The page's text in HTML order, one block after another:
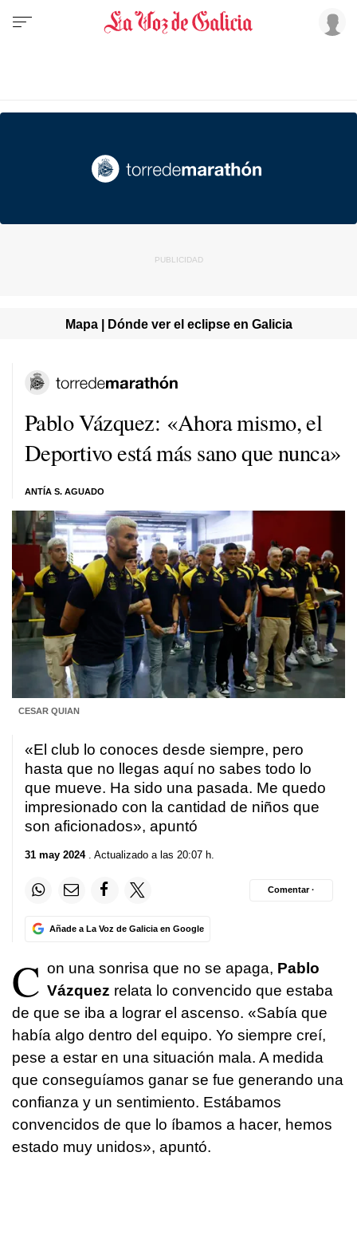
Mapa | Dónde ver el eclipse en Galicia
Pablo Vázquez: «Ahora mismo, el
Deportivo está más sano que nunca»
ANTÍA S. AGUADO
CESAR QUIAN
«El club lo conoces desde siempre, pero
hasta que no llegas aquí no sabes todo lo
que mueve. Ha sido una pasada. Me quedo
impresionado con la cantidad de niños que
son aficionados», apuntó
31 may 2024. Actualizado a las 20:07 h.
Añade a La Voz de Galicia en Google
Comentar ·
C on una sonrisa que no se apaga, Pablo
Vázquez relata lo convencido que estaba
de que se iba a lograr el ascenso. «Sabía que
había algo dentro del equipo. Yo siempre creí,
pese a estar en una situación mala. A medida
que conseguíamos ganar se fue generando una
confianza y un sentimiento. Estábamos
convencidos de que lo íbamos a hacer, hemos
estado muy unidos», apuntó.